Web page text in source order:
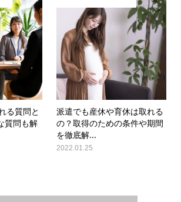
る質問と
質問も解
派遣でも産休や育休は取れる
の？取得のための条件や期間
を徹底解...
2022.01.25